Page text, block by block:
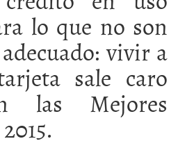
lo que no son
vivir a
sale caro
las Mejores